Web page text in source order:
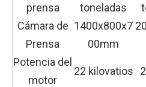
prensa
toneladas
Cámara de
Prensa
1400x800x7
00mm
Potencia del
motor
22 kilovatios